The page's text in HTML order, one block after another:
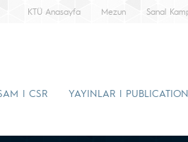
KTÜ Anasayfa Mezun Sanal
| CSR YAYINLAR |